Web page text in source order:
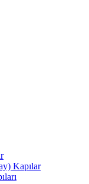
Kapılar